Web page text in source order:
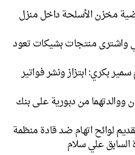
الأسلحة داخل منزل
منتجات بشيكات تعود
ابتزاز ونشر فواتير
من دبورية على بنك
اتهام ضد قادة منظمة
علي سلام